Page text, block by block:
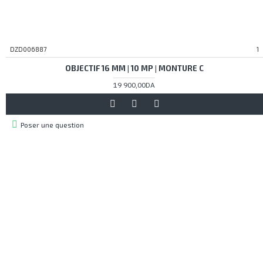
DZD006887 1
OBJECTIF 16 MM | 10 MP | MONTURE C
19 900,00DA
Poser une question